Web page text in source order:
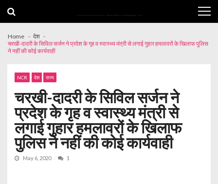
Home
देश
चरखी-दादरी के सिविल सर्जन ने प्रदेश के गृह व स्वास्थ्य मंत्री से लगाई गुहार हमलावरों के खिलाफ पुलिस
ने नहीं की कोई कार्यवाही
NCR देश राज्य
चरखी-दादरी के सिविल सर्जन ने
प्रदेश के गृह व स्वास्थ्य मंत्री से
लगाई गुहार हमलावरों के खिलाफ
पुलिस ने नहीं की कोई कार्यवाही
May 6, 2020 1